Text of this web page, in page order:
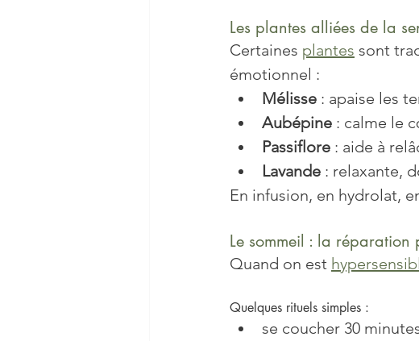
Les plantes alliées de la
Certaines plantes sont
émotionnel :
Mélisse : apaise les
Aubépine : calme le
Passiflore : aide à
Lavande : relaxante,
En infusion, en hydrolat,
Le sommeil : la réparation
Quand on est
Quelques rituels simples :
se coucher 30